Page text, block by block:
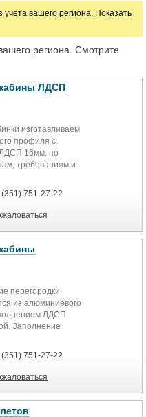
вашего региона. Показать
региона. Смотрите
ЛДСП
изготавливаем
профиля с
16мм. по
требованиям и
как
и металлическая.
(351) 751-27-22
перегородки
из алюминиевого
ЛДСП
Заполнение
задании или
заполнения может
по желанию
по
(351) 751-27-22